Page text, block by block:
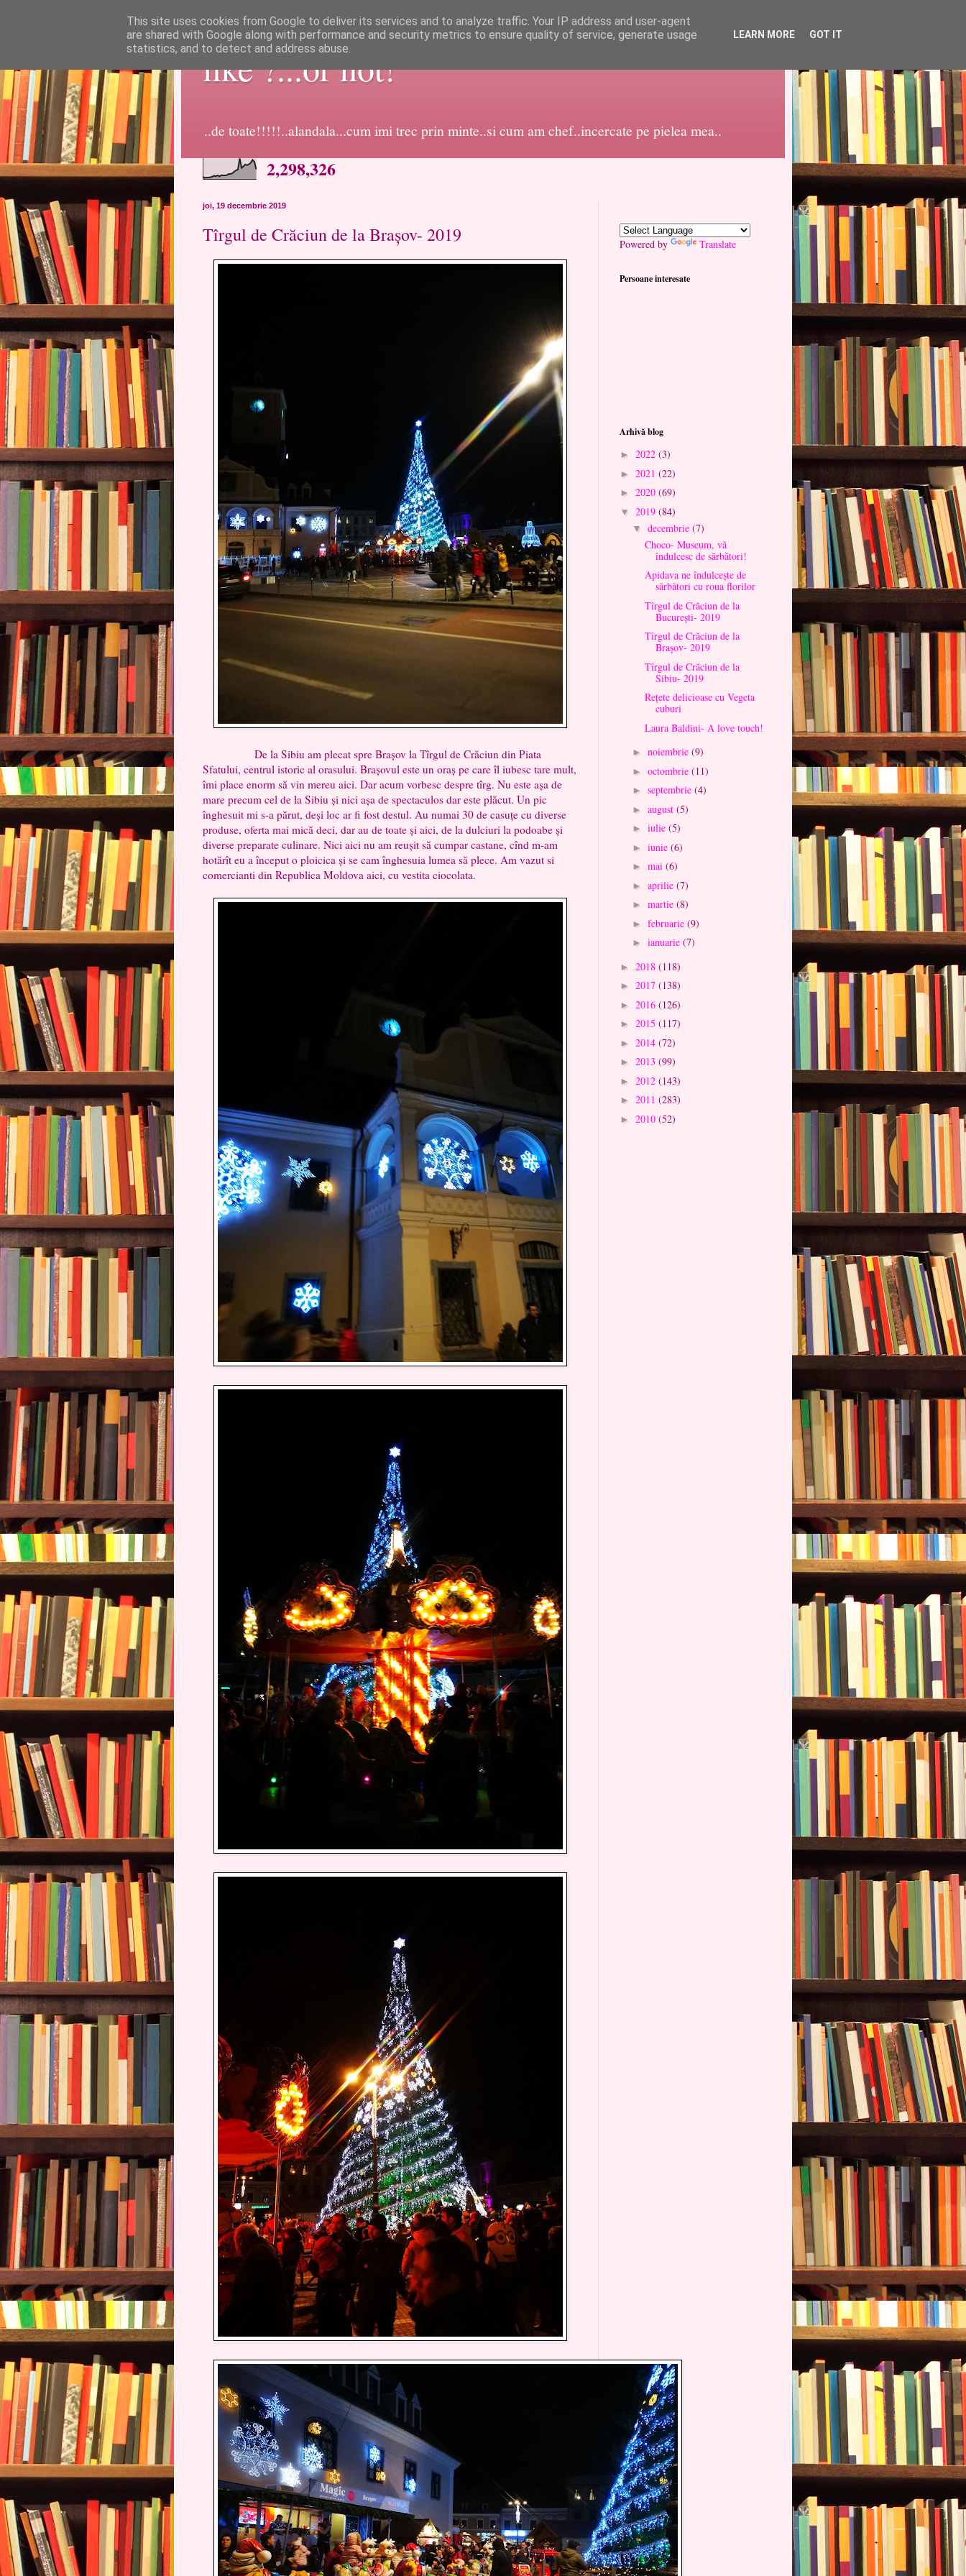
like ?...or not!
..de toate!!!!!..alandala...cum imi trec prin minte..si cum am chef..incercate pe pielea mea..
2,298,326
joi, 19 decembrie 2019
Tîrgul de Crăciun de la Brașov- 2019
De la Sibiu am plecat spre Brașov la Tîrgul de Crăciun din Piata
Sfatului, centrul istoric al orasului. Brașovul este un oraș pe care îl iubesc tare mult,
îmi place enorm să vin mereu aici. Dar acum vorbesc despre tîrg. Nu este așa de
mare precum cel de la Sibiu și nici așa de spectaculos dar este plăcut. Un pic
înghesuit mi s-a părut, deși loc ar fi fost destul. Au numai 30 de casuțe cu diverse
produse, oferta mai mică deci, dar au de toate și aici, de la dulciuri la podoabe și
diverse preparate culinare. Nici aici nu am reușit să cumpar castane, cînd m-am
hotărît eu a început o ploicica și se cam înghesuia lumea să plece. Am vazut si
comercianti din Republica Moldova aici, cu vestita ciocolata.
Powered by Translate
Persoane interesate
Arhivă blog
► 2022 (3)
► 2021 (22)
► 2020 (69)
▼ 2019 (84)
▼ decembrie (7)
Choco- Museum, vă
îndulcesc de sărbători!
Apidava ne îndulcește de
sărbători cu roua florilor
Tîrgul de Crăciun de la
București- 2019
Tîrgul de Crăciun de la
Brașov- 2019
Tîrgul de Crăciun de la
Sibiu- 2019
Rețete delicioase cu Vegeta
cuburi
Laura Baldini- A love touch!
► noiembrie (9)
► octombrie (11)
► septembrie (4)
► august (5)
► iulie (5)
► iunie (6)
► mai (6)
► aprilie (7)
► martie (8)
► februarie (9)
► ianuarie (7)
► 2018 (118)
► 2017 (138)
► 2016 (126)
► 2015 (117)
► 2014 (72)
► 2013 (99)
► 2012 (143)
► 2011 (283)
► 2010 (52)
This site uses cookies from Google to deliver its services and to analyze traffic. Your IP address and user-agent
are shared with Google along with performance and security metrics to ensure quality of service, generate usage
statistics, and to detect and address abuse.
LEARN MORE GOT IT